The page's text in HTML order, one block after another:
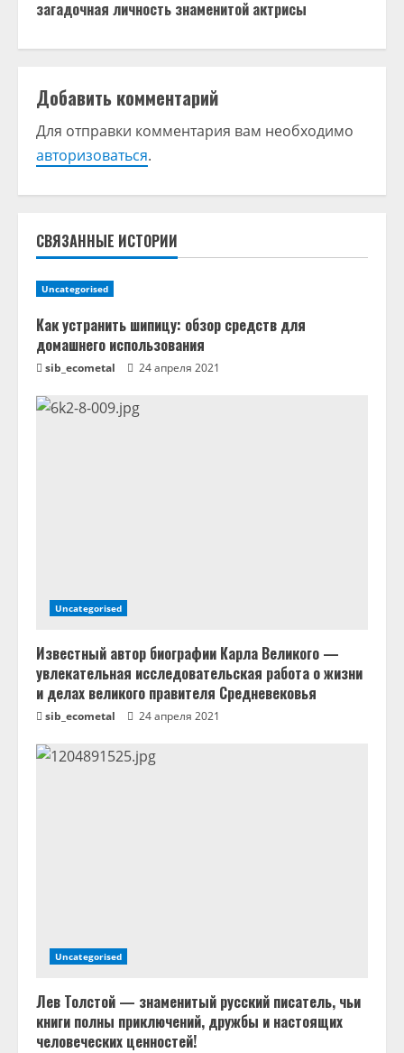
ж
и
ч
т
е
н
и
загадочная личность знаменитой актрисы
Добавить комментарий
Для отправки комментария вам необходимо
авторизоваться.
СВЯЗАННЫЕ ИСТОРИИ
Uncategorised
Как устранить шипицу: обзор средств для
домашнего использования
sib_ecometal 24 апреля 2021
Uncategorised
Известный автор биографии Карла Великого —
увлекательная исследовательская работа о жизни
и делах великого правителя Средневековья
sib_ecometal 24 апреля 2021
Uncategorised
Лев Толстой — знаменитый русский писатель, чьи
книги полны приключений, дружбы и настоящих
человеческих ценностей!